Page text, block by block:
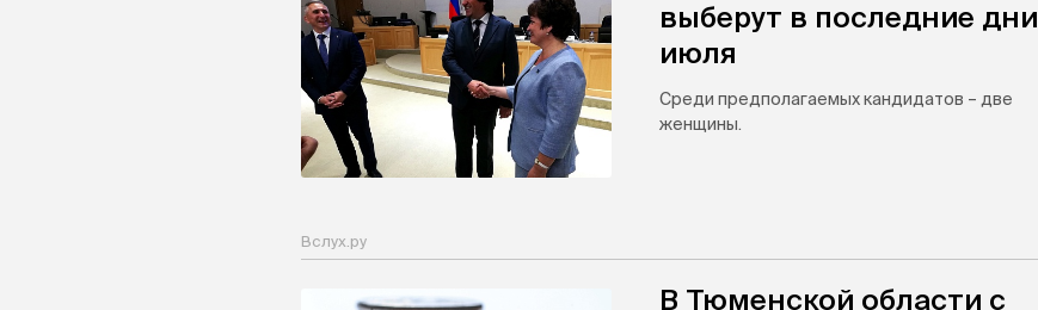
выберут в последние дни
июля
Среди предполагаемых кандидатов – две
женщины.
Вслух.ру
В Тюменской области с